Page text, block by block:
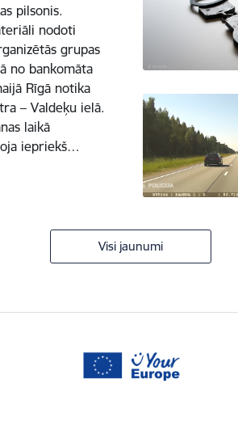
pilsonis.
nodoti
grupas
no bankomāta
Rīgā notika
– Valdeķu ielā.
laikā
iepriekš…
Visi jaunumi